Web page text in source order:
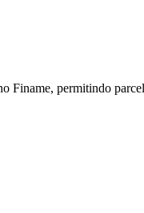
Finame, permitindo